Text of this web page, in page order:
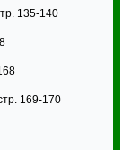
135-140
169-170